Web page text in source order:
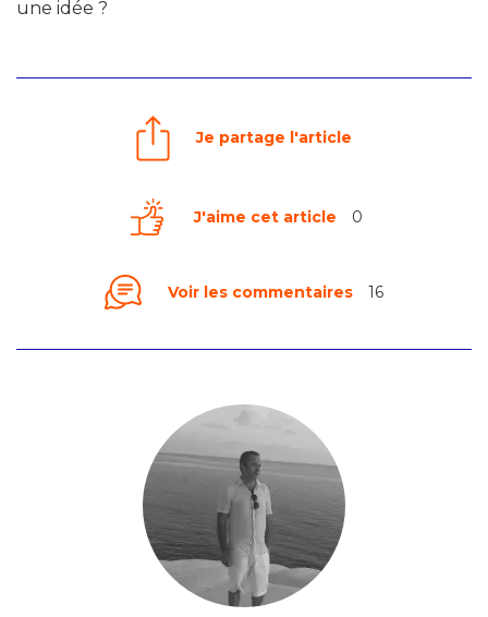
une idée ?
Je partage l'article
J'aime cet article 0
Voir les commentaires 16